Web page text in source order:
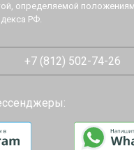
определяемой
РФ.
+7 (812) 502-74-26